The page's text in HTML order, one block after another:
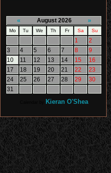
« August 2026 »
Mo Tu We Th Fr Sa Su
1
2
3
4 5 6 7 8
9
10
11 12 13 14 15
16
17
18 19 20 21 22
23
24
25 26 27 28 29
30
31
Kieran O'Shea